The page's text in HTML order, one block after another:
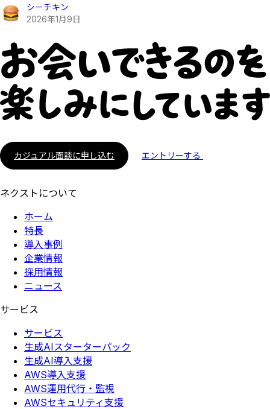
シーチキン
2026年1月 9 日
カジュアル面談に申し込む エントリーする
ネクストについて
ホーム
特長
導入事例
企業情報
採用情報
ニュース
サービス
サービス
生成AIスターターパック
生成AI導入支援
AWS導入支援
AWS運用代行・監視
AWSセキュリティ支援